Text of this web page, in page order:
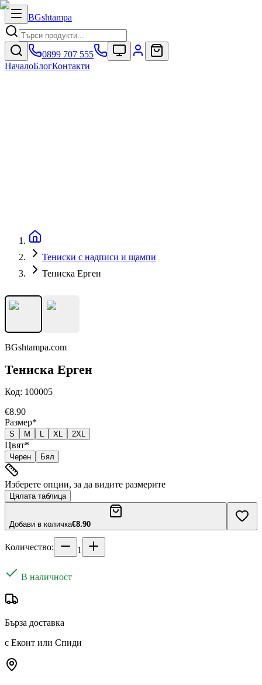
BGshtampa
0899 707 555
НачалоБлогКонтакти
Тениски с надписи и щампи
Тениска Ерген
BGshtampa.com
Тениска Ерген
Код: 100005
€8.90
Размер*
S M L XL 2XL
Цвят*
Черен Бял
Изберете опции, за да видите размерите
Цялата таблица
Добави в количка€8.90
Количество: 1
В наличност
Бърза доставка
с Еконт или Спиди